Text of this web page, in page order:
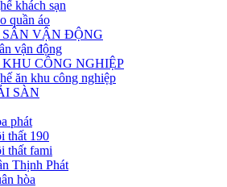
khách sạn
quần áo
VẬN ĐỘNG
vận động
CÔNG NGHIỆP
ăn khu công nghiệp
SÀN
phát
thất 190
thất fami
Thịnh Phát
hòa